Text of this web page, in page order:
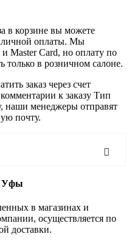
в корзине вы можете
оплаты. Мы
Master Card, но оплату по
в розничном салоне.
заказ через счет
к заказу Тип
наши менеджеры отправят
почту.
Уфы
в магазинах и
осуществляется по
доставки.